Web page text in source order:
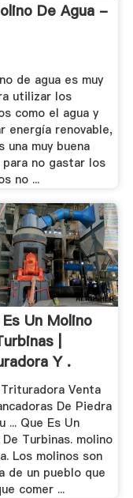
De Agua -
de agua es muy
utilizar los
como el agua y
energía renovable,
una muy buena
para no gastar los
no ...
Un Molino
|
Y .
Venta
De Piedra
... Que Es Un
Turbinas. molino
Los molinos son
de un pueblo que
comer ...